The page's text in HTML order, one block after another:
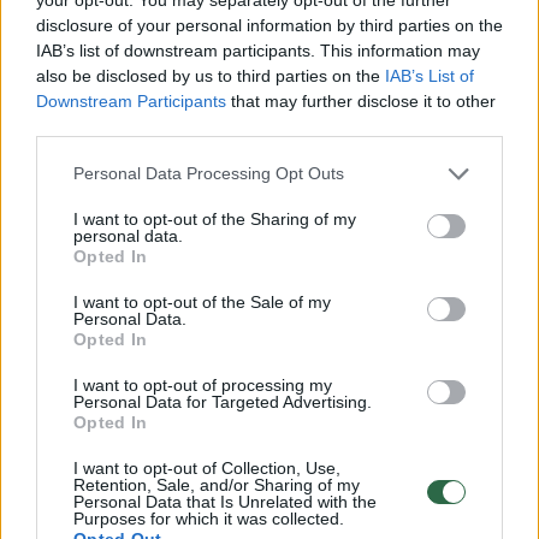
disclosure of your personal information by third parties on the
IAB’s list of downstream participants. This information may
also be disclosed by us to third parties on the IAB’s List of
Downstream Participants that may further disclose it to other
Personal Data Processing Opt Outs
I want to opt-out of the Sharing of my
personal data.
Opted In
I want to opt-out of the Sale of my
Personal Data.
Opted In
I want to opt-out of processing my
Personal Data for Targeted Advertising.
Opted In
I want to opt-out of Collection, Use,
Retention, Sale, and/or Sharing of my
Personal Data that Is Unrelated with the
Purposes for which it was collected.
Iššifruoti esmę su Dovydu Pancerovu
Visi įrašai
Naujausi įrašai
romantišką šokį
Žinios | Pramogos
00:22:28
„Sodas ir daržas“ laidoje – veiksmingas būdas